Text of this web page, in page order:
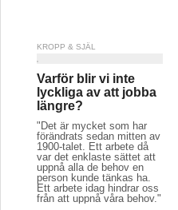
KROPP & SJÄL
Varför blir vi inte
lyckliga av att jobba
längre?
"Det är mycket som har
förändrats sedan mitten av
1900-talet. Ett arbete då
var det enklaste sättet att
uppnå alla de behov en
person kunde tänkas ha.
Ett arbete idag hindrar oss
från att uppnå våra behov."